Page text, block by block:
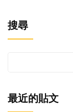
搜尋
最近的貼文